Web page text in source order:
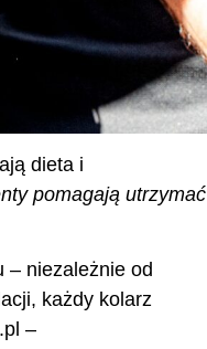
dieta i
pomagają utrzymać
– niezależnie od
każdy kolarz
–